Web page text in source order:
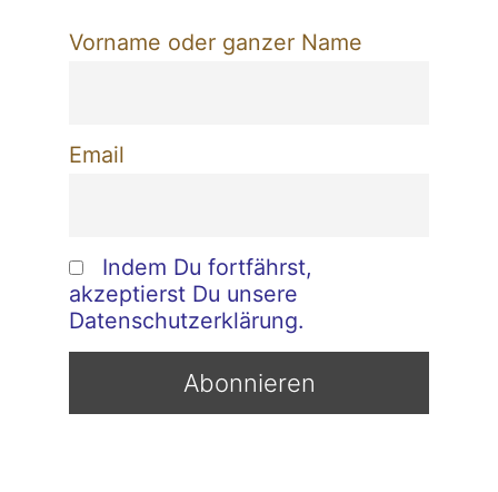
Vorname oder ganzer Name
Email
Indem Du fortfährst,
akzeptierst Du unsere
Datenschutzerklärung.